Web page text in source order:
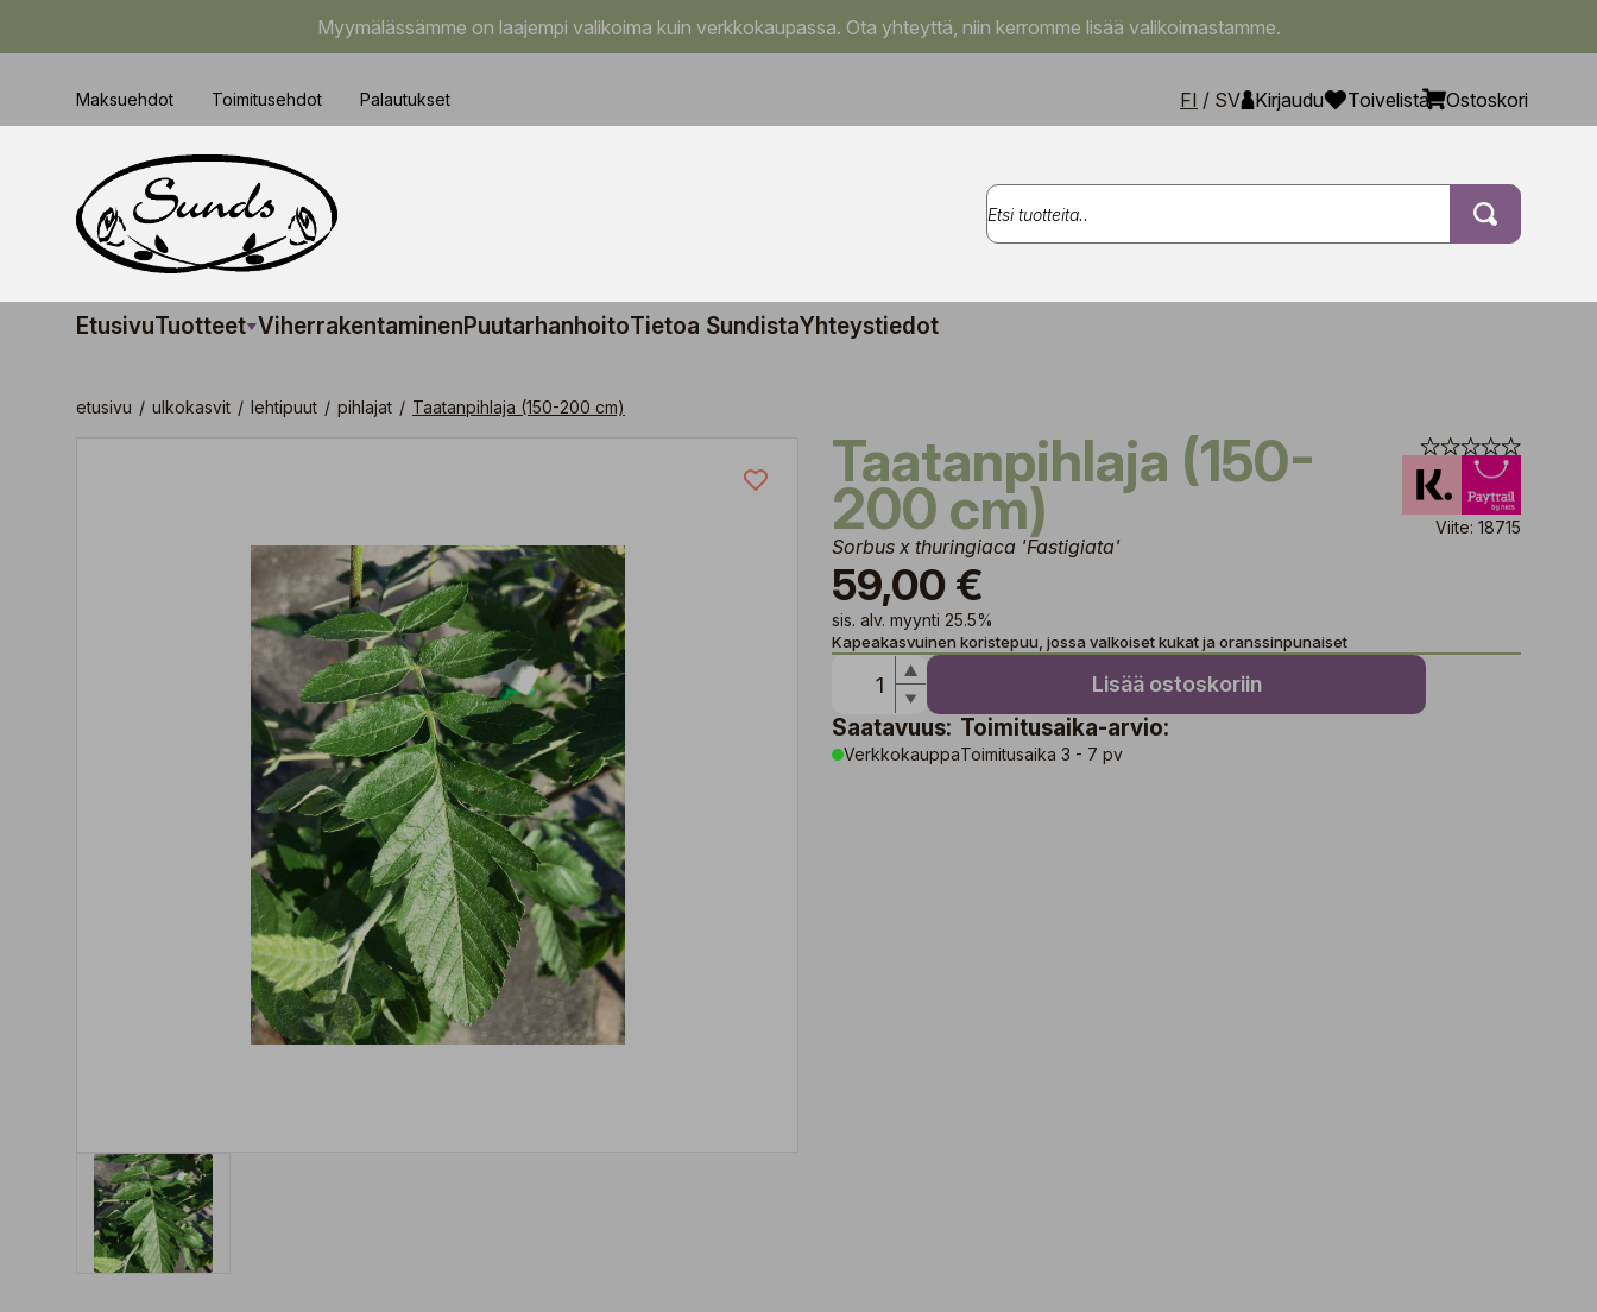
Myymälässämme on laajempi valikoima kuin verkkokaupassa. Ota yhteyttä, niin kerromme lisää valikoimastamme.
Maksuehdot Toimitusehdot Palautukset FI / SV Kirjaudu Toivelista Ostoskori
EtusivuTuotteet ViherrakentaminenPuutarhanhoitoTietoa SundistaYhteystiedot
etusivu / ulkokasvit / lehtipuut / pihlajat / Taatanpihlaja (150-200 cm)
Taatanpihlaja (150-
200 cm)
Sorbus x thuringiaca 'Fastigiata'
59,00 €
sis. alv. myynti 25.5%
Viite: 18715
Kapeakasvuinen koristepuu, jossa valkoiset kukat ja oranssinpunaiset
Lisää ostoskoriin
Saatavuus:
Verkkokauppa
Toimitusaika-arvio:
Toimitusaika 3 - 7 pv